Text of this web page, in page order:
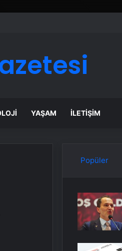
YAŞAM İLETIŞIM
Popüler